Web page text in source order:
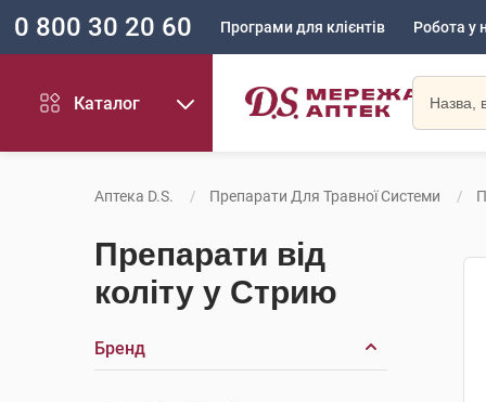
0 800 30 20 60 Програми для клієнтів Робота у
Каталог
Аптека D.S. Препарати Для Травної Системи
Препарати від
коліту у Стрию
Бренд